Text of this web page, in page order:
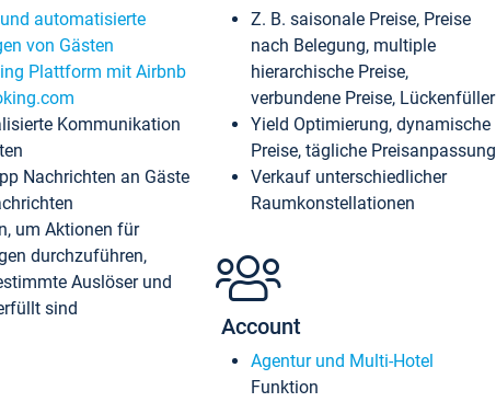
und automatisierte
von Gästen
Plattform mit Airbnb
Kommunikation
Nachrichten an Gäste
um Aktionen für
durchzuführen,
Auslöser und
sind
Z. B. saisonale Preise, Preise
nach Belegung, multiple
hierarchische Preise,
verbundene Preise, Lückenfüller
Yield Optimierung, dynamische
Preise, tägliche Preisanpassung
Verkauf unterschiedlicher
Raumkonstellationen
Account
Agentur und Multi-Hotel
Funktion